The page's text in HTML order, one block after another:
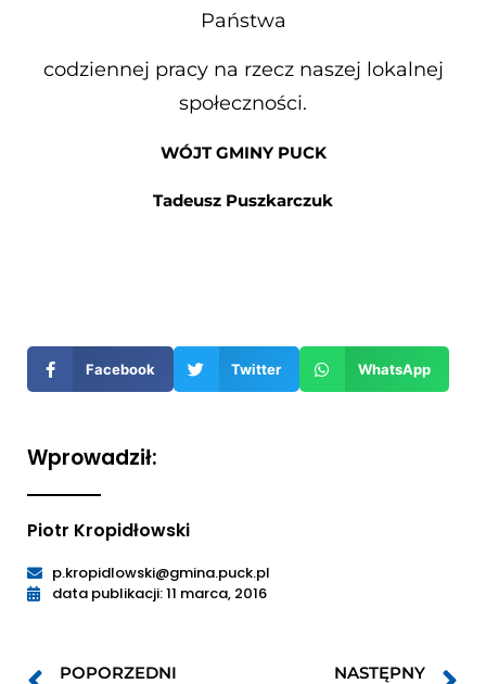
Państwa
codziennej pracy na rzecz naszej lokalnej
społeczności.
WÓJT GMINY PUCK
Tadeusz Puszkarczuk
nowym
oknie
Facebook Twitter WhatsApp
Wprowadził:
Piotr Kropidłowski
p.kropidlowski@gmina.puck.pl
data publikacji: 11 marca, 2016
POPORZEDNI NASTĘPNY